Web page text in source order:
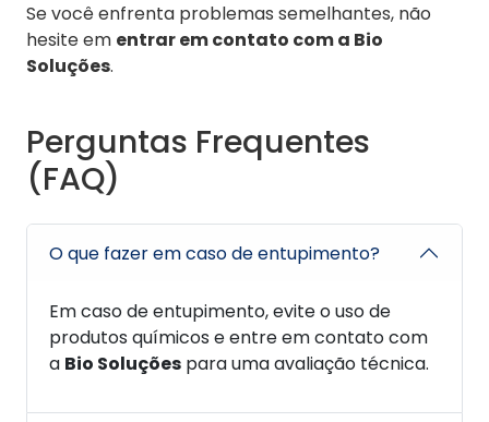
Se você enfrenta problemas semelhantes, não
hesite em entrar em contato com a Bio
Soluções.
Perguntas Frequentes
(FAQ)
O que fazer em caso de entupimento?
Em caso de entupimento, evite o uso de
produtos químicos e entre em contato com
a Bio Soluções para uma avaliação técnica.